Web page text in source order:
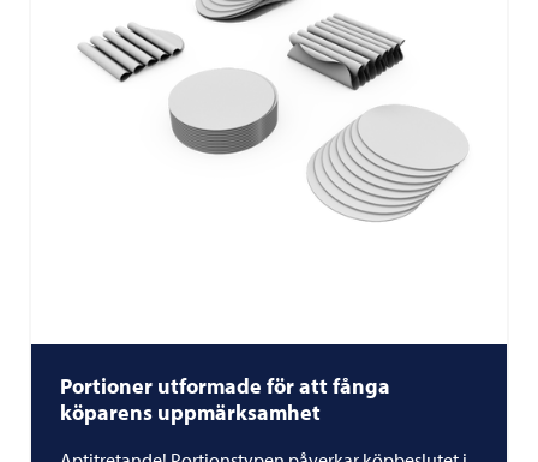
Portioner utformade för att fånga
köparens uppmärksamhet